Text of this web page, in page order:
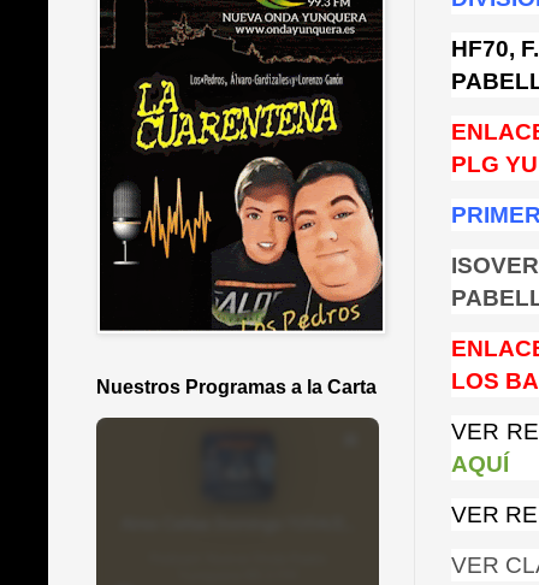
HF70,
PLG
LOS
VER
AQUÍ
VER
VER
Nuestros Programas a la Carta